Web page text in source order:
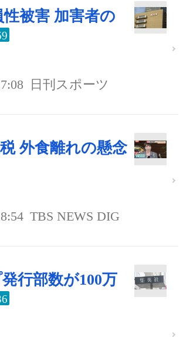
被害 加害者の
日刊スポーツ
外食離れの懸念
TBS NEWS DIG
行部数が100万